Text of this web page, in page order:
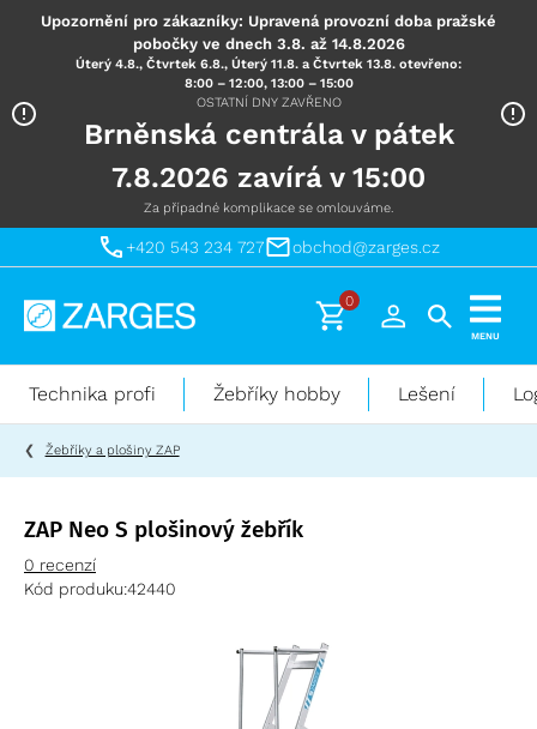
Upozornění pro zákazníky: Upravená provozní doba pražské
pobočky ve dnech 3.8. až 14.8.2026
Úterý 4.8., Čtvrtek 6.8., Úterý 11.8. a Čtvrtek 13.8. otevřeno:
8:00 – 12:00, 13:00 – 15:00
OSTATNÍ DNY ZAVŘENO
Brněnská centrála v pátek
7.8.2026 zavírá v 15:00
Za případné komplikace se omlouváme.
+420 543 234 727 obchod@zarges.cz
Technika
práci
výškách
0
MENU
Technika profi Žebříky hobby Lešení
Žebříky a plošiny ZAP
ZAP Neo S plošinový žebřík
0 recenzí
Kód produku:42440